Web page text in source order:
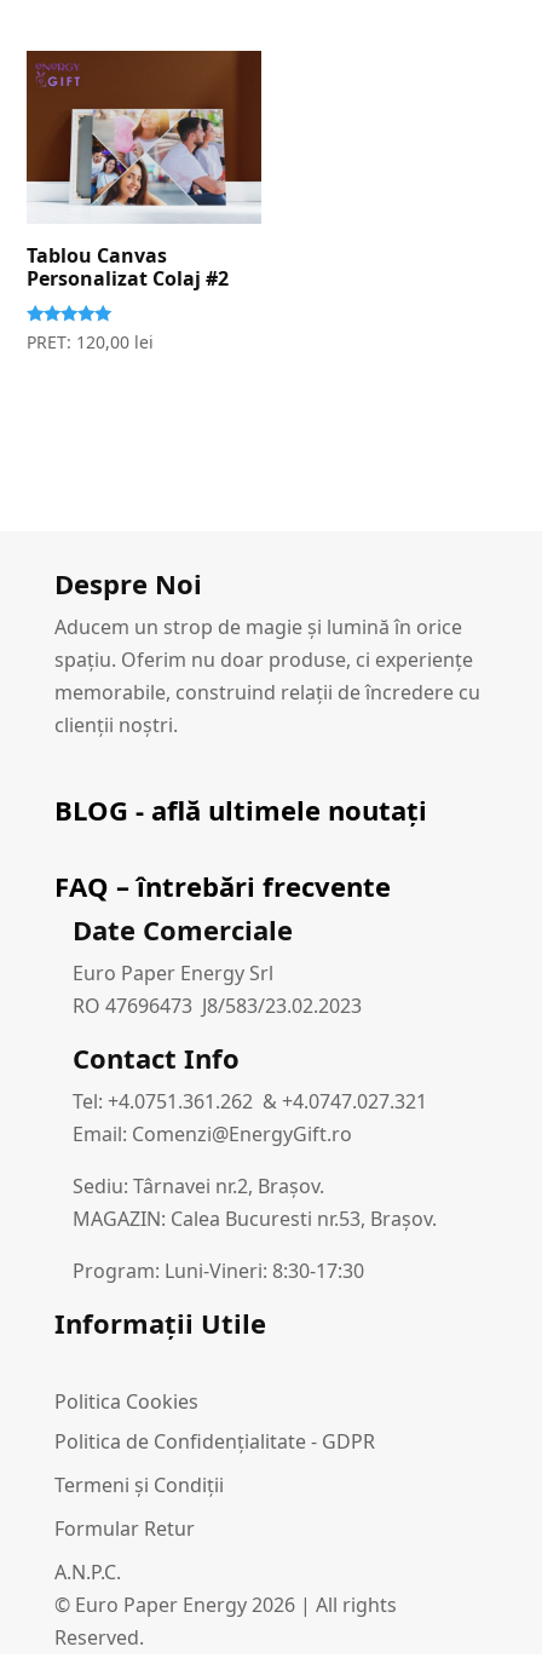
Tablou Canvas
Personalizat Colaj #2
Evaluat la
5.00
PRET: 120,00 lei
Despre Noi
Aducem un strop de magie și lumină în orice
spațiu. Oferim nu doar produse, ci experiențe
memorabile, construind relații de încredere cu
clienții noștri.
BLOG - află ultimele noutați
FAQ – întrebări frecvente
Date Comerciale
Euro Paper Energy Srl
RO 47696473 J8/583/23.02.2023
Contact Info
Tel: +4.0751.361.262 & +4.0747.027.321
Email: Comenzi@EnergyGift.ro
Sediu: Târnavei nr.2, Brașov.
MAGAZIN: Calea Bucuresti nr.53, Brașov.
Program: Luni-Vineri: 8:30-17:30
Informații Utile
Politica Cookies
Politica de Confidențialitate - GDPR
Termeni și Condiții
Formular Retur
A.N.P.C.
© Euro Paper Energy 2026 | All rights
Reserved.